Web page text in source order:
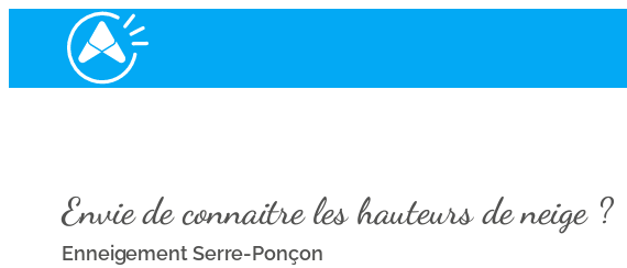
Envie de connaitre les hauteurs de neige ?
Enneigement Serre-Ponçon